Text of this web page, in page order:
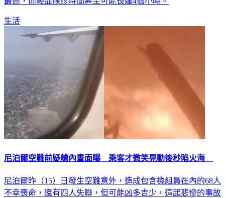
生活
尼泊爾空難前疑艙內畫面曝 乘客才微笑晃動後秒陷火海
尼泊爾昨（15）日發生空難意外，造成包含機組員在內的68人
不幸喪命，還有四人失聯，但可能凶多吉少，這起悲慘的事故